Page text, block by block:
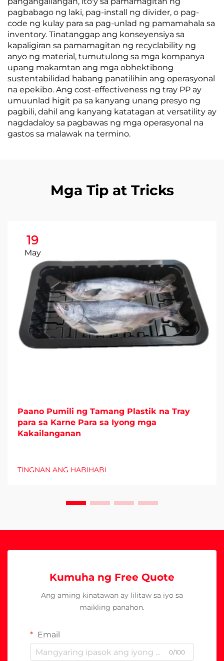
pagbabago ng laki, pag-install ng divider, o pag-
code ng kulay para sa pag-unlad ng pamamahala sa
inventory. Tinatanggap ang konseyensiya sa
kapaligiran sa pamamagitan ng recyclability ng
anyo ng material, tumutulong sa mga kompanya
upang makamtan ang mga obhektibong
sustentabilidad habang panatilihin ang operasyonal
na epekibo. Ang cost-effectiveness ng tray PP ay
umuunlad higit pa sa kanyang unang presyo ng
pagbili, dahil ang kanyang katatagan at versatility ay
nagdadaloy sa pagbawas ng mga operasyonal na
gastos sa malawak na termino.
Mga Tip at Tricks
19
May
Paano Pumili ng Tamang Plastik na Tray
para sa Karne Para sa Iyong mga
Kakailanganan
TINGNAN ANG HABIHABI
Kumuha ng Free Quote
Ang aming kinatawan ay lilitaw sa iyo sa
maikling panahon.
Email
0/100